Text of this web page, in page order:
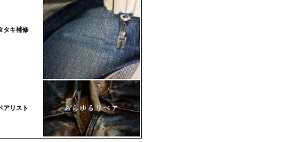
タキ補修
アリスト